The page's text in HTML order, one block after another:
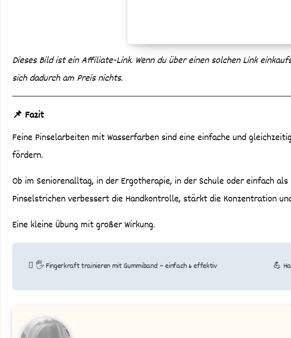
Dieses Bild ist ein Affiliate-Link. Wenn du über einen solchen Link
sich dadurch am Preis nichts.
📌 Fazit
Feine Pinselarbeiten mit Wasserfarben sind eine einfache und
fördern.
Ob im Seniorenalltag, in der Ergotherapie, in der Schule oder einfach
Pinselstrichen verbessert die Handkontrolle, stärkt die Konzentration
Eine kleine Übung mit großer Wirkung.
Beitragsnavigation
🖐️ Fingerkraft trainieren mit Gummiband – einfach & effektiv 💪